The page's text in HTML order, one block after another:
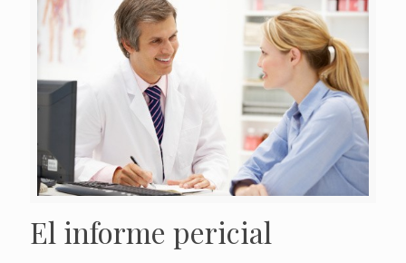
El informe pericial